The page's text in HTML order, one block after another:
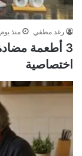
رغد مطفي منذ
3 أطعمة
اختصاصية